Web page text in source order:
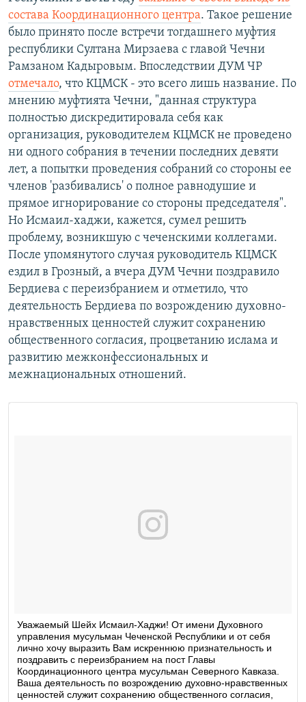
состава Координационного центра. Такое решение
было принято после встречи тогдашнего муфтия
республики Султана Мирзаева с главой Чечни
Рамзаном Кадыровым. Впоследствии ДУМ ЧР
отмечало, что КЦМСК - это всего лишь название. По
мнению муфтията Чечни, "данная структура
полностью дискредитировала себя как
организация, руководителем КЦМСК не проведено
ни одного собрания в течении последних девяти
лет, а попытки проведения собраний со стороны ее
членов 'разбивались' о полное равнодушие и
прямое игнорирование со стороны председателя".
Но Исмаил-хаджи, кажется, сумел решить
проблему, возникшую с чеченскими коллегами.
После упомянутого случая руководитель КЦМСК
ездил в Грозный, а вчера ДУМ Чечни поздравило
Бердиева с переизбранием и отметило, что
деятельность Бердиева по возрождению духовно-
нравственных ценностей служит сохранению
общественного согласия, процветанию ислама и
развитию межконфессиональных и
межнациональных отношений.